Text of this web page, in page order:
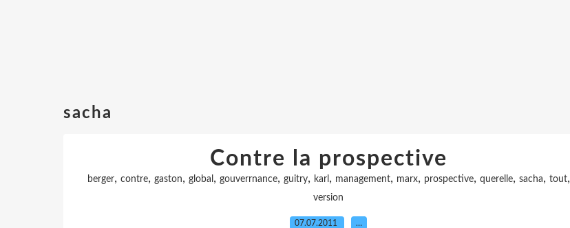
sacha
Contre la prospective
berger, contre, gaston, global , gouverrnance, guitry, karl, management, marx, prospective, querelle, sacha, tout,
version
07.07.2011 …